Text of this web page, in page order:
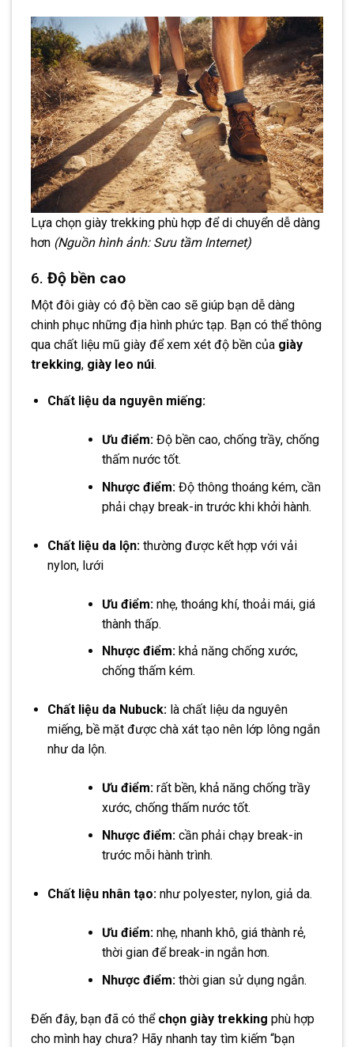
Lựa chọn giày trekking phù hợp để di chuyển dễ dàng
hơn (Nguồn hình ảnh: Sưu tầm Internet)
6. Độ bền cao
Một đôi giày có độ bền cao sẽ giúp bạn dễ dàng
chinh phục những địa hình phức tạp. Bạn có thể thông
qua chất liệu mũ giày để xem xét độ bền của giày
trekking, giày leo núi.
Chất liệu da nguyên miếng:
Ưu điểm: Độ bền cao, chống trầy, chống
thấm nước tốt.
Nhược điểm:Độ thông thoáng kém, cần
phải chạy break-in trước khi khởi hành.
Chất liệu da lộn: thường được kết hợp với vải
nylon, lưới
Ưu điểm:nhẹ, thoáng khí, thoải mái, giá
thành thấp.
Nhược điểm: khả năng chống xước,
chống thấm kém.
Chất liệu da Nubuck: là chất liệu da nguyên
miếng, bề mặt được chà xát tạo nên lớp lông ngắn
như da lộn.
Ưu điểm: rất bền, khả năng chống trầy
xước, chống thấm nước tốt.
Nhược điểm: cần phải chạy break-in
trước mỗi hành trình.
Chất liệu nhân tạo:như polyester, nylon, giả da.
Ưu điểm:nhẹ, nhanh khô, giá thành rẻ,
thời gian để break-in ngắn hơn.
Nhược điểm: thời gian sử dụng ngắn.
Đến đây, bạn đã có thể chọn giày trekking phù hợp
cho mình hay chưa? Hãy nhanh tay tìm kiếm “bạn